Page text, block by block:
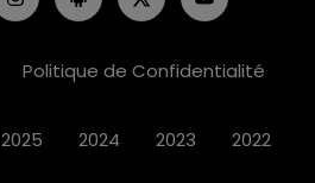
Politique de Confidentialité
2025 2024 2023 2022